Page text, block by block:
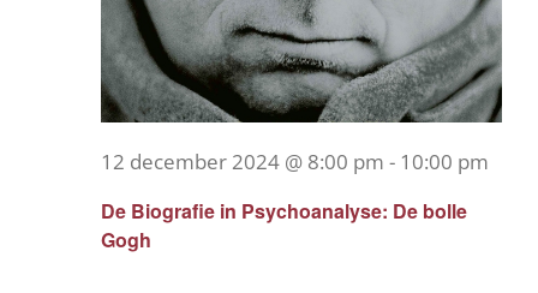
De Biografie in Psychoanalyse: De bolle
Gogh
12 december 2024 @ 8:00 pm - 10:00 pm